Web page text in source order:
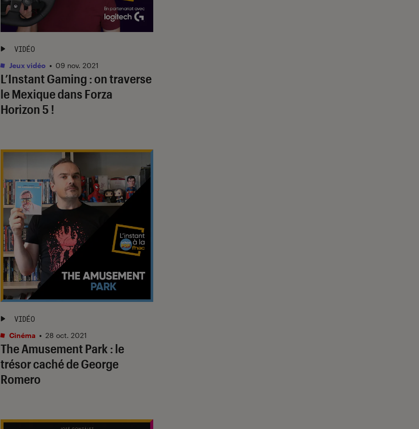
L’Instant Gaming : on traverse
le Mexique dans Forza
Horizon 5 !
VIDÉO
Jeux vidéo • 09 nov. 2021
The Amusement Park : le
trésor caché de George
Romero
VIDÉO
Cinéma • 28 oct. 2021